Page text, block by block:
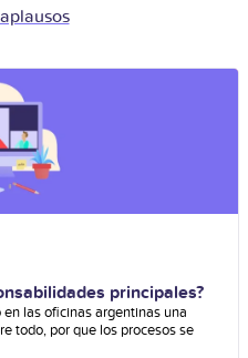
principales?
las oficinas argentinas una
todo, por que los procesos se